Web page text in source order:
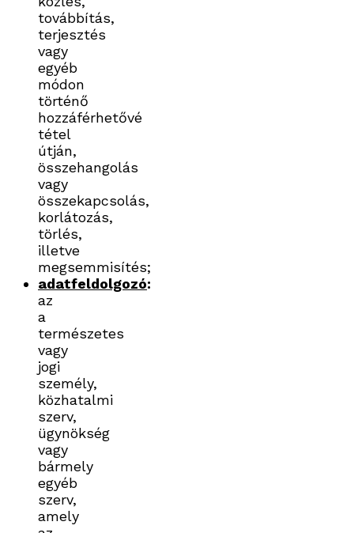
továbbítás,
terjesztés
vagy
egyéb
módon
történő
hozzáférhetővé
tétel
útján,
összehangolás
vagy
összekapcsolás,
korlátozás,
törlés,
illetve
megsemmisítés;
adatfeldolgozó:
az
a
természetes
vagy
jogi
személy,
közhatalmi
szerv,
ügynökség
vagy
bármely
egyéb
szerv,
amely